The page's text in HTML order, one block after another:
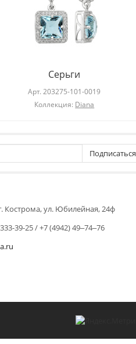
Серьги
Арт.203275-101-0019
Коллекция: Diana
Подписаться
Кострома, ул. Юбилейная, 24ф
39-25 / +7 (4942) 49‒74‒76